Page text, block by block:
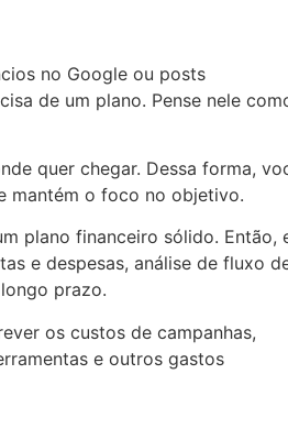
no Google ou posts
de um plano. Pense nele
quer chegar. Dessa forma,
mantém o foco no objetivo.
plano financeiro sólido. Então,
e despesas, análise de fluxo
prazo.
os custos de campanhas,
e outros gastos